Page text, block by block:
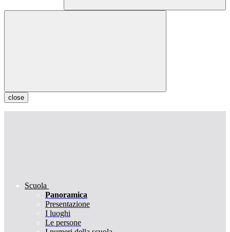
close
Scuola
Panoramica
Presentazione
I luoghi
Le persone